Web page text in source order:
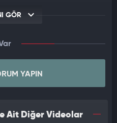
iletişim krizi olarak
ve Privia Security - Yönetici
değerlendirmelerde bulundu.
GÖR
YAPIN
Ait Diğer Videolar